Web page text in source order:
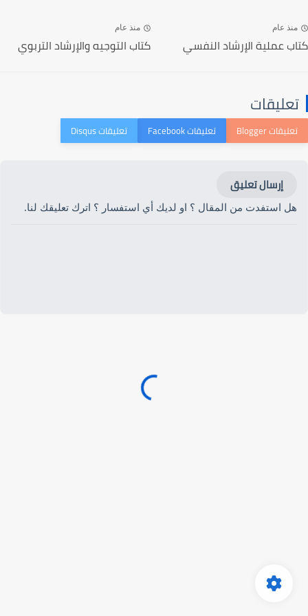
منذ عام
كتاب عملية الإرشاد النفسي
منذ عام
كتاب التوجيه والإرشاد التربوي
تعليقات
إرسال تعليق
هل استفدت من المقال ؟ او لديك أي استفسار ؟ اترك تعليقك لنا.